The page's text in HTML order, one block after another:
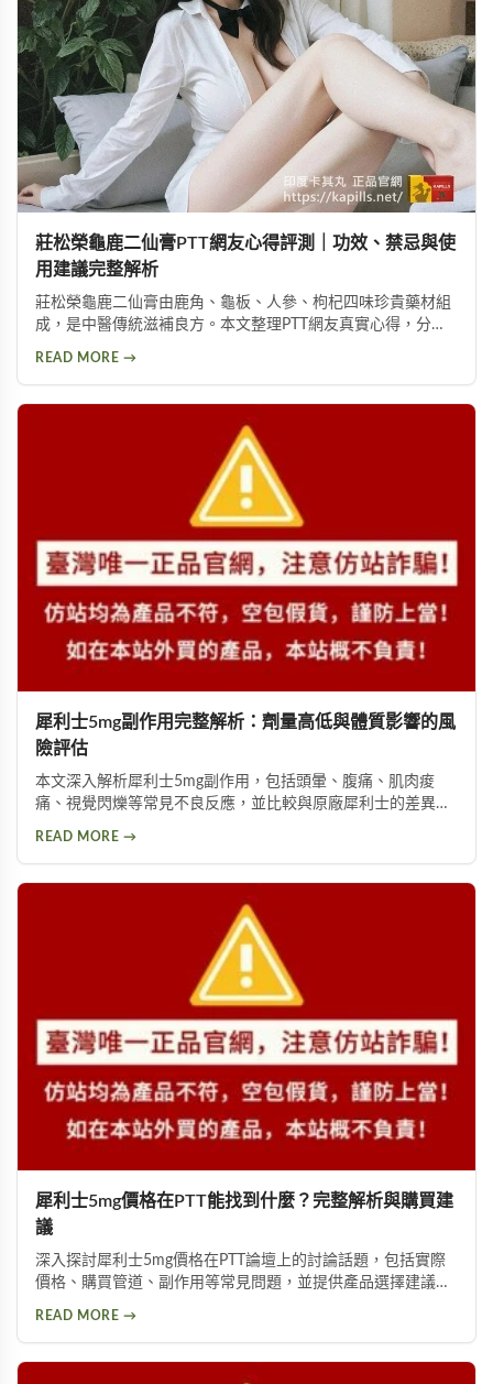
莊松榮龜鹿二仙膏PTT網友心得評測｜功效、禁忌與使
用建議完整解析
莊松榮龜鹿二仙膏由鹿角、龜板、人參、枸杞四味珍貴藥材組
成，是中醫傳統滋補良方。本文整理PTT網友真實心得，分析
READ MORE →
犀利士5mg副作用完整解析：劑量高低與體質影響的風
險評估
本文深入解析犀利士5mg副作用，包括頭暈、腹痛、肌肉痠
痛、視覺閃爍等常見不良反應，並比較與原廠犀利士的差異。
READ MORE →
犀利士5mg價格在PTT能找到什麼？完整解析與購買建
議
深入探討犀利士5mg價格在PTT論壇上的討論話題，包括實際
價格、購買管道、副作用等常見問題，並提供產品選擇建議，
READ MORE →